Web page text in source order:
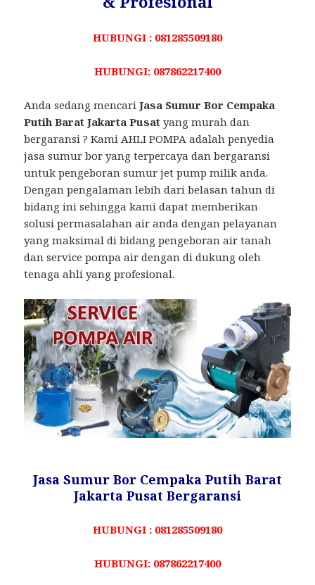
HUBUNGI : 081285509180
HUBUNGI: 087862217400
Anda sedang mencariJasa Sumur Bor Cempaka
Putih Barat Jakarta Pusat yang murah dan
bergaransi ? Kami AHLI POMPA adalah penyedia
jasa sumur bor yang terpercaya dan bergaransi
untuk pengeboran sumur jet pump milik anda.
Dengan pengalaman lebih dari belasan tahun di
bidang ini sehingga kami dapat memberikan
solusi permasalahan air anda dengan pelayanan
yang maksimal di bidang pengeboran air tanah
dan service pompa air dengan di dukung oleh
tenaga ahli yang profesional.
Jasa Sumur Bor Cempaka Putih Barat
Jakarta Pusat Bergaransi
HUBUNGI : 081285509180
HUBUNGI: 087862217400